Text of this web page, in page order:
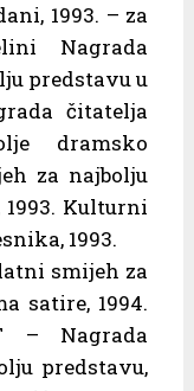
1993. – za
Nagrada
predstavu u
čitatelja
dramsko
za najbolju
Kulturni
1993.
smijeh za
satire, 1994.
– Nagrada
predstavu,